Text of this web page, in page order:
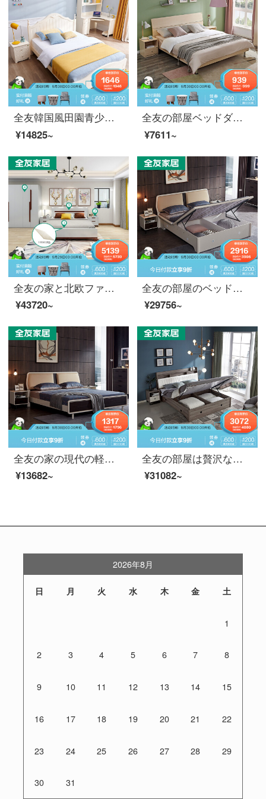
全友韓国風田園青少年部屋セット全友家庭寝室セットベッドヘッドセット12106ベッド+ヘッドセット*1 1500*2000
¥14825~
全友の部屋ベッドダブルベッド1.5 m現代簡単ベッドルーム1.8 mベッドの主な寝室セット家具セットベッド10632ベッド+ベッドヘッドセット*1（指定地区7日間の出荷詳細は顧客サービス）1800*2000
¥7611~
全友の家と北欧ファッション寝室家具セット5点セットのダブル高箱ベッドセットの組み合わせは、枕元の箱を持つワルターブルックマット12802高箱ベッド+マットレス*2+マットレス+5つのワルタードゥーブ1800*2000
¥43720~
全友の部屋のベッドのダブルベッドの高箱の1.8メートル/1.5メートルのベッドの皮の芸術のパッケージの主な寝室の結婚式ベッドの現代簡単な家具の125305 1.8ベッド+マットレス*1+マットレス
¥29756~
全友の家の現代の軽豪華なダブルベッドのフレームワークベッドのオーストリアの柔らかい包みの寝室の大きいベッドの本当の木の足の主な寝床の家具の1.8メートル/1.5メートルのベッドの125305 1.5ベッド+ベッドの頭台*1
¥13682~
全友の部屋は贅沢なツインベッドの高箱のベッドルームの収納家具の大型ベッドの収納パネルの設計125603 1.8高箱のベッド+マットレス*2+1055002マットレス
¥31082~
2026年8月
日 月 火 水 木 金 土
1
2 3 4 5 6 7 8
9 10 11 12 13 14 15
16 17 18 19 20 21 22
23 24 25 26 27 28 29
30 31